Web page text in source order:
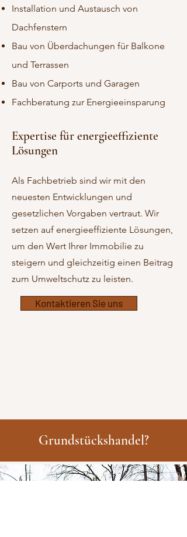
Installation und Austausch von
Dachfenstern
Bau von Überdachungen für Balkone
und Terrassen
Bau von Carports und Garagen
Fachberatung zur Energieeinsparung
Expertise für energieeffiziente
Lösungen
Als Fachbetrieb sind wir mit den
neuesten Entwicklungen und
gesetzlichen Vorgaben vertraut. Wir
setzen auf energieeffiziente Lösungen,
um den Wert Ihrer Immobilie zu
steigern und gleichzeitig einen Beitrag
zum Umweltschutz zu leisten.
Kontaktieren Sie uns
Grundstückshandel?